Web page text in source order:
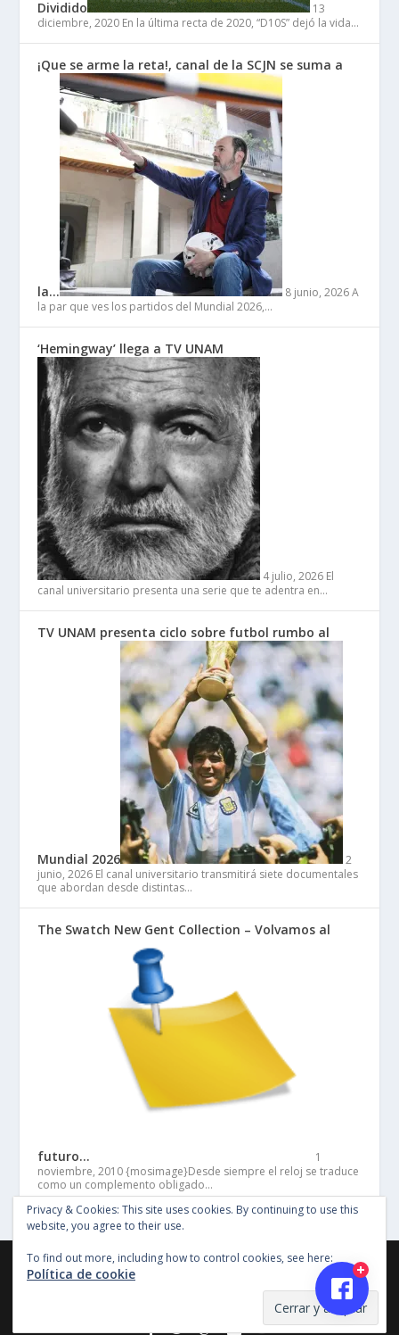
Dividido
13
diciembre, 2020 En la última recta de 2020, “D10S” dejó la vida…
¡Que se arme la reta!, canal de la SCJN se suma a
la… 8 junio, 2026 A
la par que ves los partidos del Mundial 2026,…
‘Hemingway’ llega a TV UNAM
4 julio, 2026 El
canal universitario presenta una serie que te adentra en…
TV UNAM presenta ciclo sobre futbol rumbo al
Mundial 2026
2
junio, 2026 El canal universitario transmitirá siete documentales
que abordan desde distintas…
The Swatch New Gent Collection – Volvamos al
futuro…
1
noviembre, 2010 {mosimage}Desde siempre el reloj se traduce
como un complemento obligado…
©Copyright Entertainment SG 2018, Todos los derechos
reservados, Imagenes y material en este sitio no pueden ser
Privacy & Cookies: This site uses cookies. By continuing to use this
website, you agree to their use.
To find out more, including how to control cookies, see here:
Política de cookie